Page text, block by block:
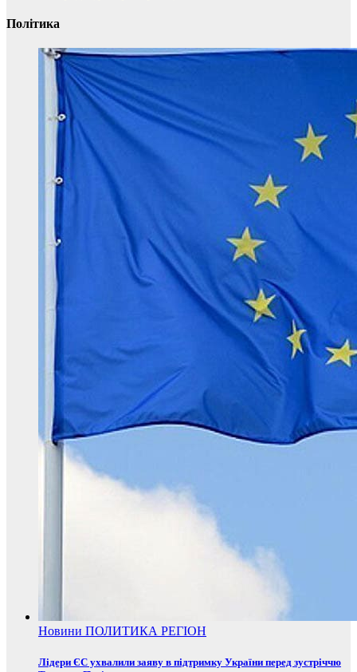
Політика
Новини ПОЛИТИКА РЕГІОН
Лідери ЄС ухвалили заяву в підтримку України перед зустріччю